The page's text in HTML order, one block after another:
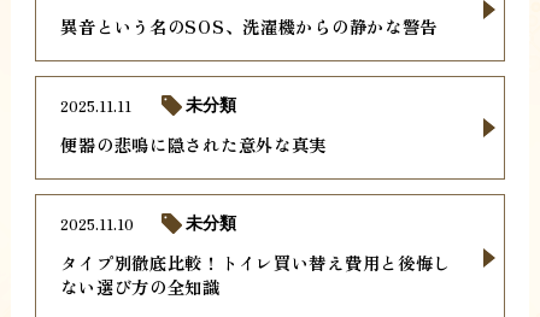
異音という名のSOS、洗濯機からの静かな警告
便器の悲鳴に隠された意外な真実
2025.11.11 未分類
タイプ別徹底比較！トイレ買い替え費用と後悔し
ない選び方の全知識
2025.11.10 未分類